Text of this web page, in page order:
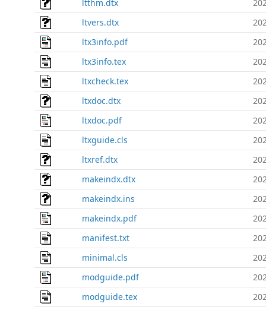
ltthm.dtx
ltvers.dtx
ltx3info.pdf
ltx3info.tex
ltxcheck.tex
ltxdoc.dtx
ltxdoc.pdf
ltxguide.cls
ltxref.dtx
makeindx.dtx
makeindx.ins
makeindx.pdf
manifest.txt
minimal.cls
modguide.pdf
modguide.tex